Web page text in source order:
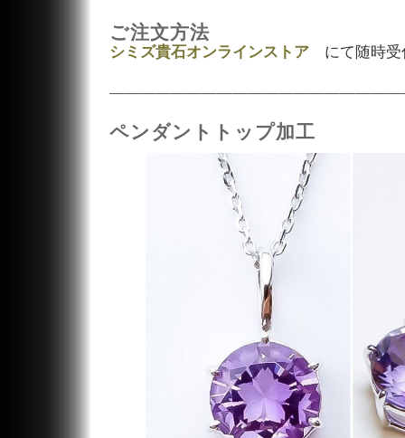
ご注文方法
シミズ貴石オンラインストア にて随時受
ペンダントトップ加工